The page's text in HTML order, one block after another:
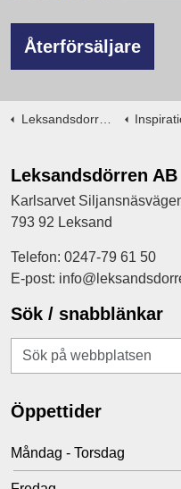
Återförsäljare
Leksandsdorren.se
Leksandsdörren AB
Karlsarvet
793 92 Leksand
Telefon: 0247-79 61 50
E-post:
Sök / snabblänkar
Öppettider
Måndag - Torsdag